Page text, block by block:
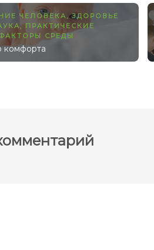
ЧЕЛОВЕКА ,ЗДОРОВЬЕ
,ПРАКТИЧЕСКИЕ
СРЕДЫ
комфорта